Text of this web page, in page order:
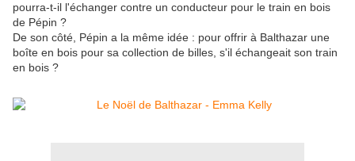
pourra-t-il l'échanger contre un conducteur pour le train en bois
de Pépin ?
De son côté, Pépin a la même idée : pour offrir à Balthazar une
boîte en bois pour sa collection de billes, s'il échangeait son train
en bois ?